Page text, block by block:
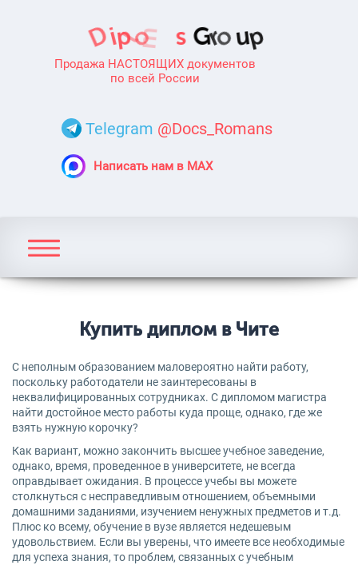
Продажа НАСТОЯЩИХ документов
по всей России
Telegram @Docs_Romans
Написать нам в MAX
Купить диплом в Чите
С неполным образованием маловероятно найти работу,
поскольку работодатели не заинтересованы в
неквалифицированных сотрудниках. С дипломом магистра
найти достойное место работы куда проще, однако, где же
взять нужную корочку?
Как вариант, можно закончить высшее учебное заведение,
однако, время, проведенное в университете, не всегда
оправдывает ожидания. В процессе учебы вы можете
столкнуться с несправедливым отношением, объемными
домашними заданиями, изучением ненужных предметов и т.д.
Плюс ко всему, обучение в вузе является недешевым
удовольствием. Если вы уверены, что имеете все необходимые
для успеха знания, то проблем, связанных с учебным